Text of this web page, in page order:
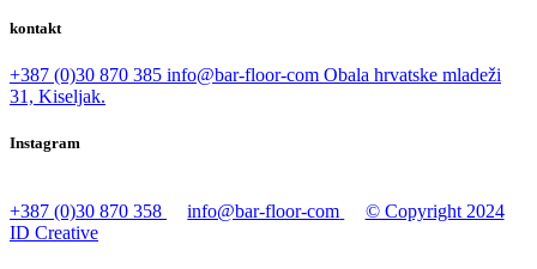
kontakt
+387 (0)30 870 385 info@bar-floor-com Obala hrvatske mladeži
31, Kiseljak.
Instagram
+387 (0)30 870 358 info@bar-floor-com
© Copyright 2024
ID Creative